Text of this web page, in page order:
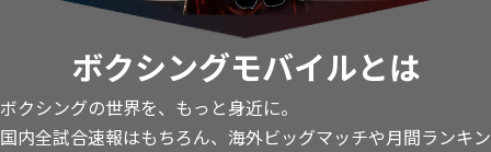
ボクシングモバイルとは
ボクシングの世界を、もっと身近に。
国内全試合速報はもちろん、海外ビッグマッチや月間ランキン